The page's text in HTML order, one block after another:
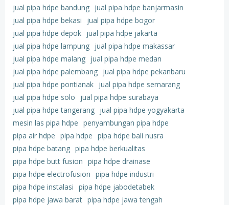
jual pipa hdpe bandung jual pipa hdpe banjarmasin
jual pipa hdpe bekasi
jual pipa hdpe bogor
jual pipa hdpe depok jual pipa hdpe jakarta
jual pipa hdpe lampung jual pipa hdpe makassar
jual pipa hdpe malang jual pipa hdpe medan
jual pipa hdpe palembang jual pipa hdpe pekanbaru
jual pipa hdpe pontianak jual pipa hdpe semarang
jual pipa hdpe solo
jual pipa hdpe surabaya
jual pipa hdpe tangerang jual pipa hdpe yogyakarta
mesin las pipa hdpe penyambungan pipa hdpe
pipa air hdpe pipa hdpe pipa hdpe bali nusra
pipa hdpe batang pipa hdpe berkualitas
pipa hdpe butt fusion pipa hdpe drainase
pipa hdpe electrofusion pipa hdpe industri
pipa hdpe instalasi pipa hdpe jabodetabek
pipa hdpe jawa barat pipa hdpe jawa tengah